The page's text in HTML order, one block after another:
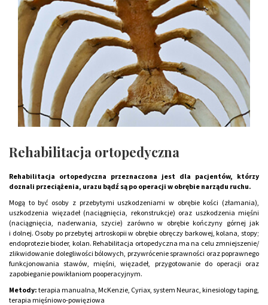
Rehabilitacja ortopedyczna
Rehabilitacja ortopedyczna przeznaczona jest dla pacjentów, którzy
doznali przeciążenia, urazu bądź są po operacji w obrębie narządu ruchu.
Mogą to być osoby z przebytymi uszkodzeniami w obrębie kości (złamania),
uszkodzenia więzadeł (naciągnięcia, rekonstrukcje) oraz uszkodzenia mięśni
(naciągnięcia, naderwania, szycie) zarówno w obrębie kończyny górnej jak
i dolnej. Osoby po przebytej artroskopii w obrębie obręczy barkowej, kolana, stopy;
endoprotezie bioder, kolan. Rehabilitacja ortopedyczna ma na celu zmniejszenie/
zlikwidowanie dolegliwości bólowych, przywrócenie sprawności oraz poprawnego
funkcjonowania stawów, mięśni, więzadeł, przygotowanie do operacji oraz
zapobieganie powikłaniom pooperacyjnym.
Metody: terapia manualna, McKenzie, Cyriax, system Neurac, kinesiology taping,
terapia mięśniowo-powięziowa